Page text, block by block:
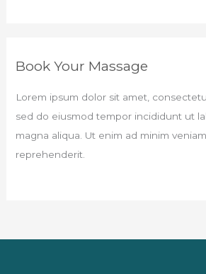
Book Your Massage​
Lorem ipsum dolor sit amet,
sed do eiusmod tempor incididunt ut
magna aliqua. Ut enim ad minim
reprehenderit.